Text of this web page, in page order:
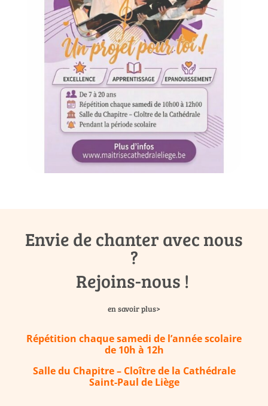
Envie de chanter avec nous
?
Rejoins-nous !
en savoir plus>
Répétition chaque samedi de l’année scolaire
de 10h à 12h
Salle du Chapitre– Cloître de la Cathédrale
Saint-Paul de Liège